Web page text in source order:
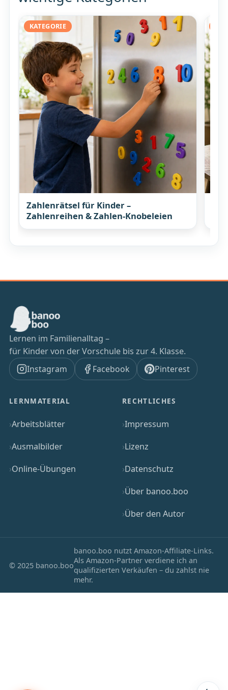
KATEGORIE
Zahlenrätsel für Kinder –
Zahlenreihen & Zahlen-Knobeleien
Lernen im Familienalltag –
für Kinder von der Vorschule bis zur 4. Klasse.
Instagram
Facebook Pinterest
LERNMATERIAL
Arbeitsblätter
Ausmalbilder
Online-Übungen
RECHTLICHES
Impressum
Lizenz
Datenschutz
Über banoo.boo
Über den Autor
© 2025 banoo.boo
banoo.boo nutzt Amazon-Affiliate-Links.
Als Amazon-Partner verdiene ich an
qualifizierten Verkäufen – du zahlst nie
mehr.